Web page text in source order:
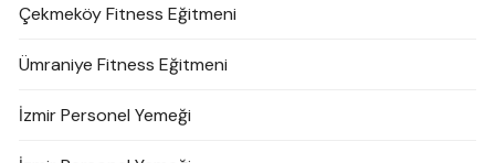
Çekmeköy Fitness Eğitmeni
Ümraniye Fitness Eğitmeni
İzmir Personel Yemeği